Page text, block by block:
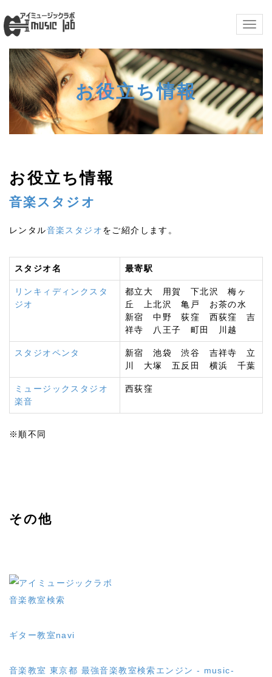
お役立ち情報
お役立ち情報
音楽スタジオ
レンタル音楽スタジオをご紹介します。
スタジオ名 最寄駅
リンキィディンクスタ
ジオ
都立大 用賀 下北沢 梅ヶ
丘 上北沢 亀戸 お茶の水
新宿 中野 荻窪 西荻窪 吉
祥寺 八王子 町田 川越
スタジオペンタ
新宿 池袋 渋谷 吉祥寺 立
川 大塚 五反田 横浜 千葉
ミュージックスタジオ
楽音
西荻窪
※順不同
その他
音楽教室検索
ギター教室navi
音楽教室 東京都 最強音楽教室検索エンジン - music-